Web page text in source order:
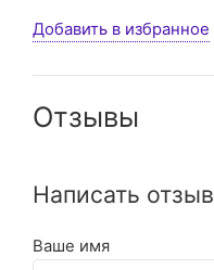
Добавить в избранное
Отзывы
Написать отзыв
Ваше имя